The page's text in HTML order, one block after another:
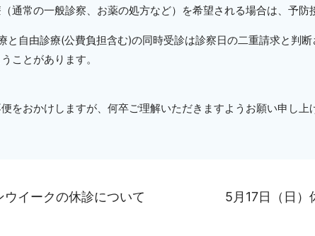
通常の一般診察、お薬の処方など）を希望される場合は、予防
と自由診療(公費負担含む)の同時受診は診察日の二重請求と判
ことがあります。
をおかけしますが、何卒ご理解いただきますようお願い申し上
ウイークの休診について 5月17日（日）